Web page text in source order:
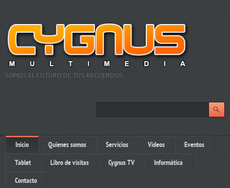
SOMOS EL FUTURO DE TUS RECUERDOS…
Inicio Quienes somos Servicios Videos Eventos
Tablet Libro de visitas Cygnus TV Informática
Contacto